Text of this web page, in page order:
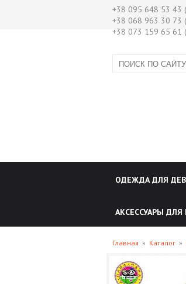
+38 095 648 53 43
+38 068 963 30 73
+38 073 159 65 61
ОДЕЖДА ДЛЯ
АКСЕССУАРЫ
Главная » Каталог »